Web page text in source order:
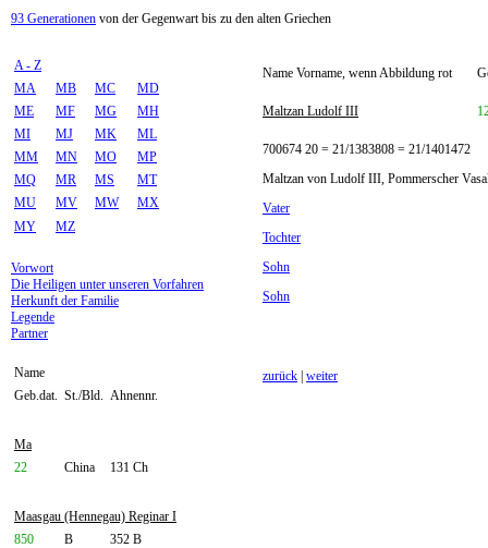
93 Generationen von der Gegenwart bis zu den alten Griechen
A - Z
MA
MB MC
MD
ME
MF MG
MH
MI
MJ MK
ML
MM
MN MO
MP
MQ
MR MS
MT
MU
MV MW
MX
MY
MZ
Vorwort
Die Heiligen unter unseren Vorfahren
Herkunft der Familie
Legende
Partner
Name
Geb.dat. St./Bld. Ahnennr.
Ma
22
China 131 Ch
Maasgau (Hennegau) Reginar I
850
B 352 B
Name Vorname, wenn Abbildung rot
Maltzan Ludolf III
700674 20 = 21/1383808 = 21/1401472
Maltzan von Ludolf III, Pommerscher
Vater
Tochter
Sohn
Sohn
zurück weiter